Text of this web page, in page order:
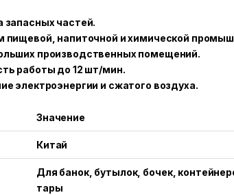
частей.
пищевой, напиточной и химической
производственных помещений.
работы до 12 шт/мин.
электроэнергии и сжатого воздуха.
Значение
Китай
Для банок, бутылок, бочек,
тары